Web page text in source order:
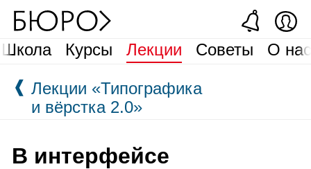
Школа Курсы Лекции Советы
О
❰ Лекции «Типографика
и вёрстка 2.0»
В интерфейсе